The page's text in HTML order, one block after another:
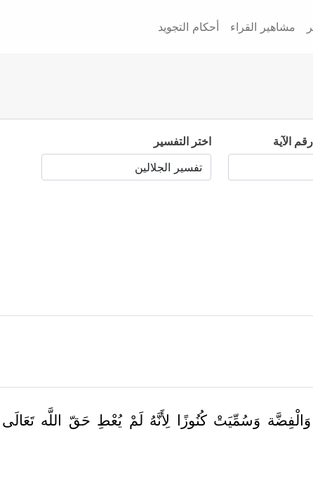
مشاهير القراء أحكام التجويد
الآية اختر التفسير
وَسُمِّيَتْ كُنُوزًا لِأَنَّهُ لَمْ يُعْطِ حَقّ اللَّه